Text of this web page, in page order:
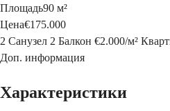
Площадь90 м²
Цена€175.000
2 Санузел 2 Балкон €2.000/м²
Доп. информация
Характеристики